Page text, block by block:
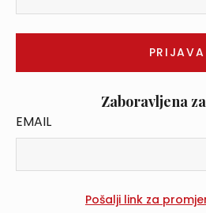
Zaboravljena
EMAIL